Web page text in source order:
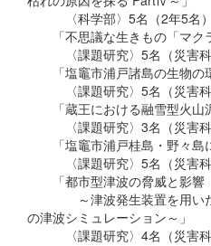
〈科学部〉5名（2年5名）
「不思議な生きもの「マク
〈課題研究〉5名（災害科
「塩竈市浦戸諸島の生物の
〈課題研究〉5名（災害科
「蔵王における融雪型火山
〈課題研究〉3名（災害科
「塩竈市浦戸桂島・野々島
〈課題研究〉5名（災害科
「都市型津波の脅威と影響
～津波発生装置を用いた
の津波シミュレーション～」
〈課題研究〉4名（災害科